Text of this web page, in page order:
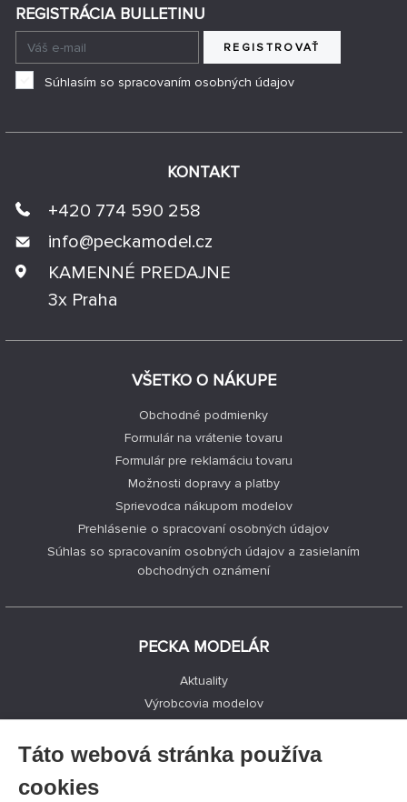
VŠETKO O NÁKUPE
Obchodné podmienky
Formulár na vrátenie tovaru
Formulár pre reklamáciu tovaru
Možnosti dopravy a platby
Sprievodca nákupom modelov
Prehlásenie o spracovaní osobných údajov
Súhlas so spracovaním osobných údajov a zasielaním
obchodných oznámení
PECKA MODELÁR
Aktuality
Výrobcovia modelov
Kontakty
KONTAKT
+420 774 590 258
info@peckamodel.cz
KAMENNÉ PREDAJNE
3x Praha
REGISTRÁCIA BULLETINU
REGISTROVAŤ
Súhlasím so spracovaním osobných údajov
Táto webová stránka používa
cookies